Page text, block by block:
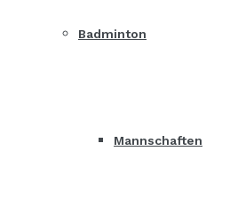
Badminton
Mannschaften